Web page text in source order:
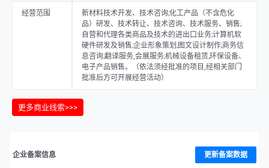
经营范围
新材料技术开发、技术咨询;化工产品（不含危化
品）研发、技术转让、技术咨询、技术服务、销售;
自营和代理各类商品及技术的进出口业务;计算机软
硬件研发及销售;企业形象策划;图文设计制作;商务信
息咨询;翻译服务,会展服务;机械设备租赁;环保设备、
电子产品销售。（依法须经批准的项目,经相关部门
批准后方可开展经营活动）
更多商业线索>>>
企业备案信息 更新备案数据